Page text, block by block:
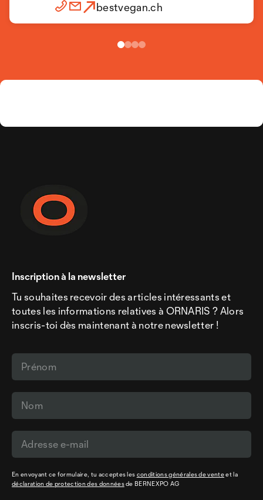
bestvegan.ch
Inscription à la newsletter
Tu souhaites recevoir des articles intéressants et
toutes les informations relatives à ORNARIS ? Alors
inscris-toi dès maintenant à notre newsletter !
En envoyant ce formulaire, tu acceptes les conditions générales de venteet la
déclaration de protection des donnéesde BERNEXPO AG